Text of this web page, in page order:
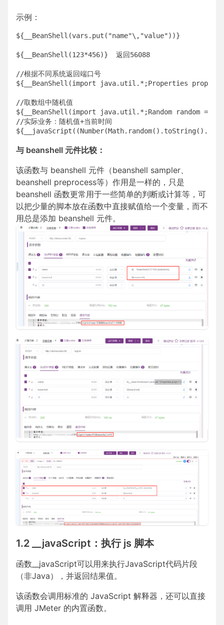
示例：
${__BeanShell(vars.put("name"\,"value"))}
${__BeanShell(123*456)}  返回56088
//根据不同系统返回端口号
${__BeanShell(import java.util.*;Properties props =
//取数组中随机值
${__BeanShell(import java.util.*;Random random
//实际业务：随机值+当前时间
与 beanshell 元件比较：
该函数与 beanshell 元件（beanshell sampler、
beanshell preprocess等）作用是一样的，只是
beanshell 函数更常用于一些简单的判断或计算等，可
以把少量的脚本放在函数中直接赋值给一个变量，而不
用总是添加 beanshell 元件。
1.2 __javaScript：执行 js 脚本
函数__javaScript可以用来执行JavaScript代码片段
（非Java），并返回结果值。
该函数会调用标准的 JavaScript 解释器，还可以直接
调用 JMeter 的内置函数。